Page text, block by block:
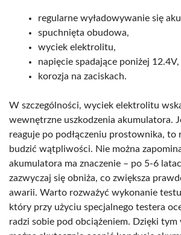
regularne wyładowywanie się
spuchnięta obudowa,
wyciek elektrolitu,
napięcie spadające poniżej 12.4V,
korozja na zaciskach.
W szczególności, wyciek elektrolitu
wewnętrzne uszkodzenia akumulatora.
reaguje po podłączeniu prostownika,
budzić wątpliwości. Nie można
akumulatora ma znaczenie – po 5-6
zazwyczaj się obniża, co zwiększa
awarii. Warto rozważyć wykonanie
który przy użyciu specjalnego testera
radzi sobie pod obciążeniem. Dzięki